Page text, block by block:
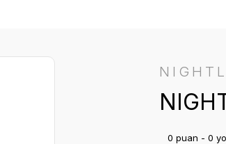
0 puan - 0